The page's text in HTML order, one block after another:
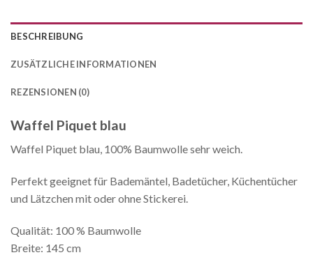
BESCHREIBUNG
ZUSÄTZLICHE INFORMATIONEN
REZENSIONEN (0)
Waffel Piquet blau
Waffel Piquet blau, 100% Baumwolle sehr weich.
Perfekt geeignet für Bademäntel, Badetücher, Küchentücher
und Lätzchen mit oder ohne Stickerei.
Qualität: 100 % Baumwolle
Breite: 145 cm